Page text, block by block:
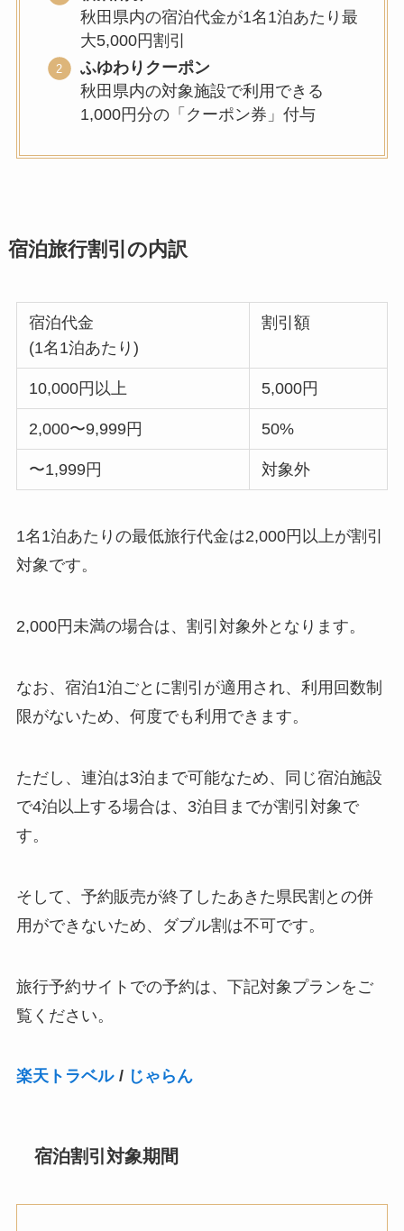
秋田県内の宿泊代金が1名1泊あたり最
大5,000円割引
ふゆわりクーポン
秋田県内の対象施設で利用できる
1,000円分の「クーポン券」付与
宿泊旅行割引の内訳
宿泊代金
(1名1泊あたり)
割引額
10,000円以上 5,000円
2,000〜9,999円 50%
〜1,999円 対象外
1名1泊あたりの最低旅行代金は2,000円以上が割引
対象です。
2,000円未満の場合は、割引対象外となります。
なお、宿泊1泊ごとに割引が適用され、利用回数制
限がないため、何度でも利用できます。
ただし、連泊は3泊まで可能なため、同じ宿泊施設
で4泊以上する場合は、3泊目までが割引対象で
す。
そして、予約販売が終了したあきた県民割との併
用ができないため、ダブル割は不可です。
旅行予約サイトでの予約は、下記対象プランをご
覧ください。
楽天トラベル/ じゃらん
宿泊割引対象期間